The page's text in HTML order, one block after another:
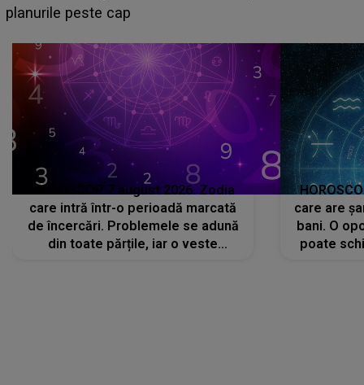
sa: "I-am spus și ei în față, eu nu te iubesc pentru
HOROSCOP 7 august 2026. Zodia
care intră într-o perioadă marcată
de încercări. Problemele se adună
din toate părțile, iar o veste
care are
bani. O
poate